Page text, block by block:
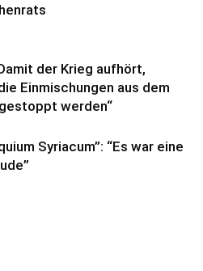
der Krieg aufhört,
Einmischungen aus dem
werden“
Syriacum”: “Es war eine